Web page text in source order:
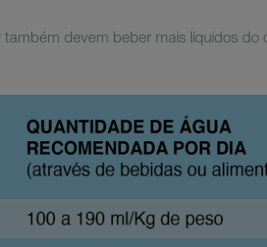
devem beber mais líquidos do